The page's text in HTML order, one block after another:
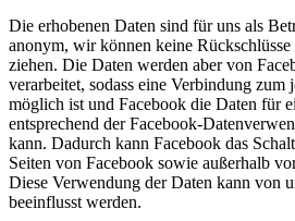
Die erhobenen Daten sind für uns als
anonym, wir können keine
ziehen. Die Daten werden aber von
verarbeitet, sodass eine Verbindung
möglich ist und Facebook die Daten für
entsprechend der Facebook-
kann. Dadurch kann Facebook das
Seiten von Facebook sowie außerhalb
Diese Verwendung der Daten kann von
beeinflusst werden.